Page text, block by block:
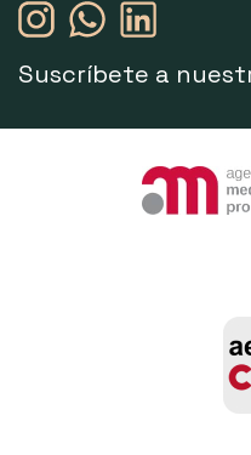
Suscríbete a